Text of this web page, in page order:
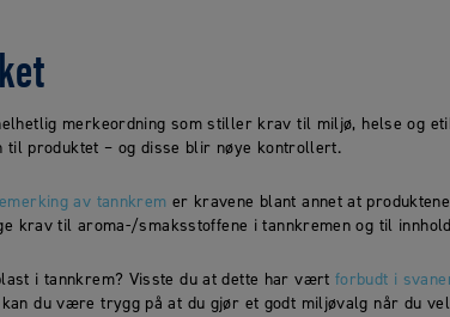
merkeordning som stiller krav til miljø, helse og
til produktet – og disse blir nøye kontrollert.
av tannkrem er kravene blant annet at
krav til aroma-/smaksstoffene i tannkremen og til
i tannkrem? Visste du at dette har vært forbudt i
kan du være trygg på at du gjør et godt miljøvalg når du